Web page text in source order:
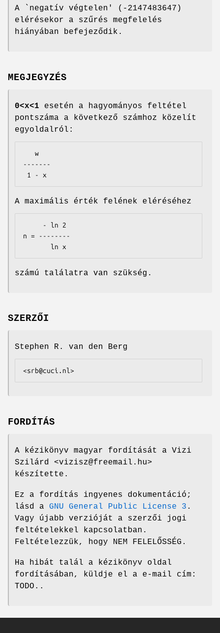
A `negatív végtelen' (-2147483647)
elérésekor a szűrés megfelelés
hiányában befejeződik.
MEGJEGYZÉS
0<x<1 esetén a hagyományos feltétel
pontszáma a következő számhoz közelít
egyoldalról:
-------
1 - x
A maximális érték felének eléréséhez
n = --------
       ln x
számú találatra van szükség.
SZERZŐI
Stephen R. van den Berg
<srb@cuci.nl>
FORDÍTÁS
A kézikönyv magyar fordítását a Vizi
Szilárd <vizisz@freemail.hu>
készítette.
Ez a fordítás ingyenes dokumentáció;
lásd a GNU General Public License 3 .
Vagy újabb verzióját a szerzői jogi
feltételekkel kapcsolatban.
Feltételezzük, hogy NEM FELELŐSSÉG.
Ha hibát talál a kézikönyv oldal
fordításában, küldje el a e-mail cím:
TODO..